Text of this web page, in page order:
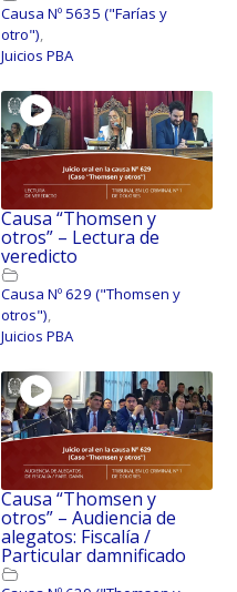
Causa Nº 5635 ("Farías y
otro"),
Juicios PBA
Causa “Thomsen y
otros” – Lectura de
veredicto
Causa Nº 629 ("Thomsen y
otros"),
Juicios PBA
Causa “Thomsen y
otros” – Audiencia de
alegatos: Fiscalía /
Particular damnificado